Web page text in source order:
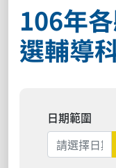
106年
選輔導
日期範圍